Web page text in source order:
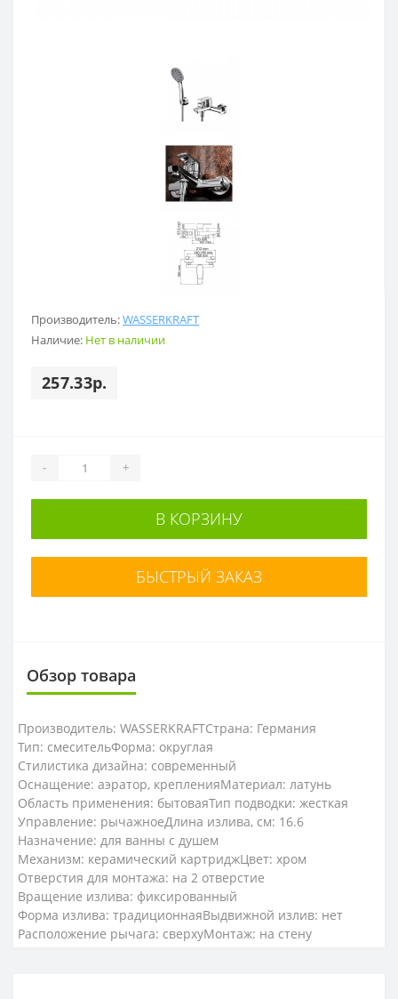
Производитель:WASSERKRAFT
Наличие: Нет в наличии
257.33р.
- +
В КОРЗИНУ
БЫСТРЫЙ ЗАКАЗ
Обзор товара
Производитель: WASSERKRAFTСтрана: Германия
Тип: смесительФорма: округлая
Стилистика дизайна: современный
Оснащение: аэратор, крепленияМатериал: латунь
Область применения: бытоваяТип подводки: жесткая
Управление: рычажноеДлина излива, см: 16.6
Назначение: для ванны с душем
Механизм: керамический картриджЦвет: хром
Отверстия для монтажа: на 2 отверстие
Вращение излива: фиксированный
Форма излива: традиционнаяВыдвижной излив: нет
Расположение рычага: сверхуМонтаж: на стену